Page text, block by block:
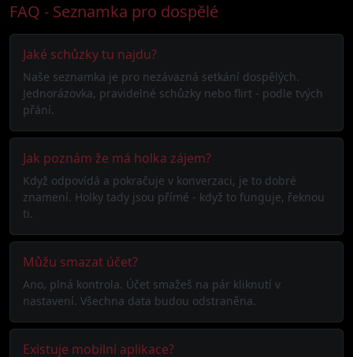
FAQ - Seznamka pro dospělé
Jaké schůzky tu najdu?
Naše seznamka je pro nezávazná setkání dospělých.
Jednorázovka, pravidelné schůzky nebo flirt - podle tvých
přání.
Jak poznám že má holka zájem?
Když odpovídá a pokračuje v konverzaci, je to dobré
znamení. Holky tady jsou přímé - když to funguje, řeknou
ti.
Můžu smazat účet?
Ano, plná kontrola. Účet smažeš na pár kliknutí v
nastavení. Všechna data budou odstraněna.
Existuje mobilní aplikace?